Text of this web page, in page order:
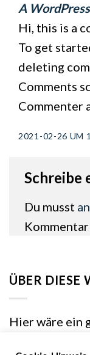
A
Hi, this is a
To get
deleting
Comments
Commenter
2021-02-26 UM
Schreibe
Du musst
ÜBER DIESE
Hier wäre ein